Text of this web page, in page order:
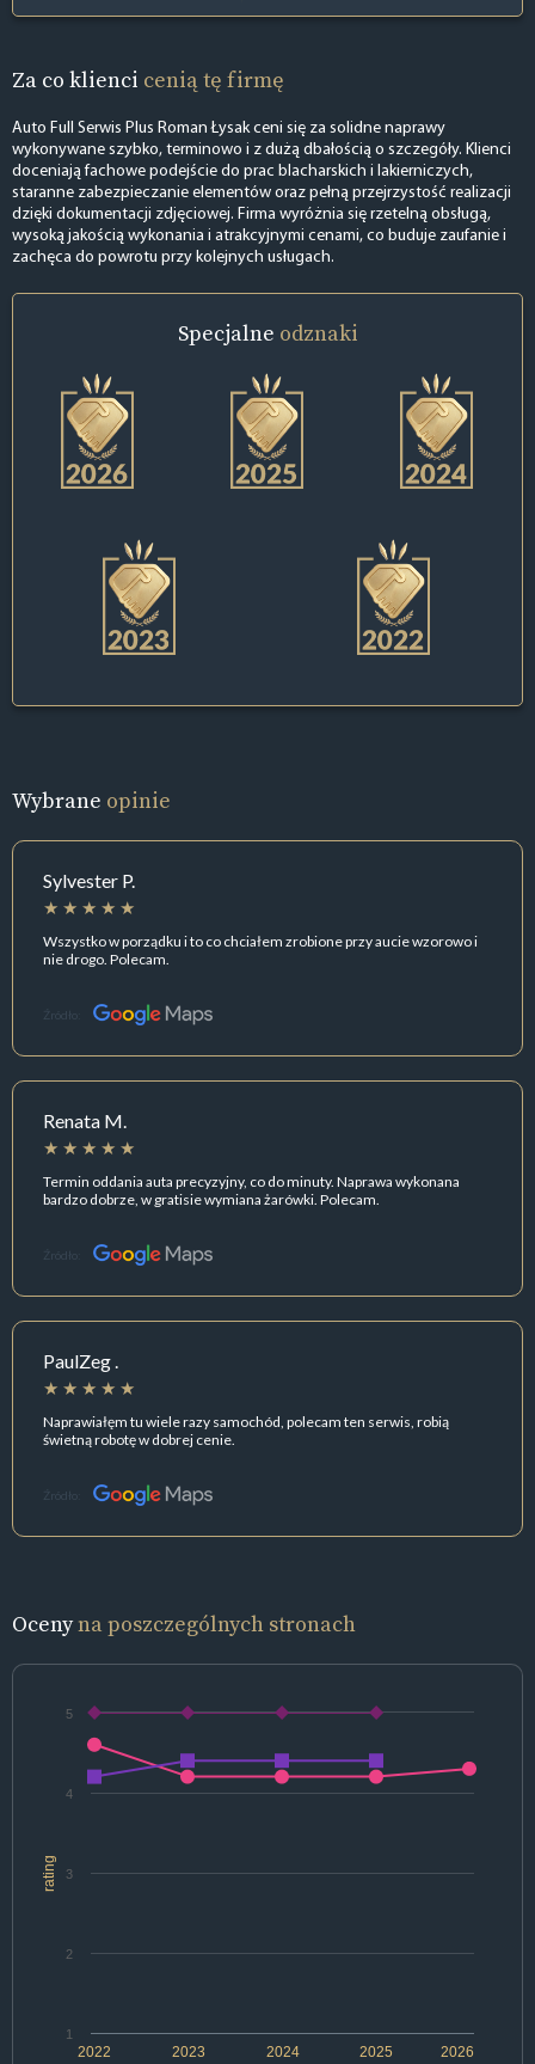
Za co klienci cenią tę firmę
Auto Full Serwis Plus Roman Łysak ceni się za solidne naprawy
wykonywane szybko, terminowo i z dużą dbałością o szczegóły. Klienci
doceniają fachowe podejście do prac blacharskich i lakierniczych,
staranne zabezpieczanie elementów oraz pełną przejrzystość realizacji
dzięki dokumentacji zdjęciowej. Firma wyróżnia się rzetelną obsługą,
wysoką jakością wykonania i atrakcyjnymi cenami, co buduje zaufanie i
zachęca do powrotu przy kolejnych usługach.
Specjalne odznaki
Wybrane opinie
Sylvester P.
Wszystko w porządku i to co chciałem zrobione przy aucie wzorowo i
nie drogo. Polecam.
Źródło:
Renata M.
Termin oddania auta precyzyjny, co do minuty. Naprawa wykonana
bardzo dobrze, w gratisie wymiana żarówki. Polecam.
Źródło:
PaulZeg .
Naprawiałęm tu wiele razy samochód, polecam ten serwis, robią
świetną robotę w dobrej cenie.
Źródło:
Ocenyna poszczególnych stronach
rating
2022 2024 2026
2023 2025
1
2
3
4
5